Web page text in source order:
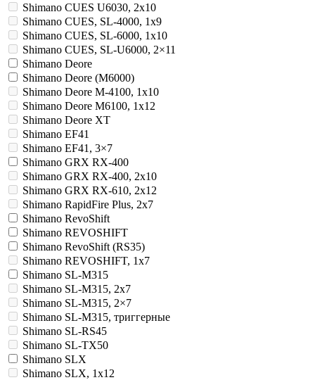
Shimano CUES U6030, 2x10
Shimano CUES, SL-4000, 1x9
Shimano CUES, SL-6000, 1x10
Shimano CUES, SL-U6000, 2×11
Shimano Deore
Shimano Deore (M6000)
Shimano Deore M-4100, 1x10
Shimano Deore M6100, 1x12
Shimano Deore XT
Shimano EF41
Shimano EF41, 3×7
Shimano GRX RX-400
Shimano GRX RX-400, 2x10
Shimano GRX RX-610, 2x12
Shimano RapidFire Plus, 2x7
Shimano RevoShift
Shimano REVOSHIFT
Shimano RevoShift (RS35)
Shimano REVOSHIFT, 1x7
Shimano SL-M315
Shimano SL-M315, 2x7
Shimano SL-M315, 2×7
Shimano SL-M315, триггерные
Shimano SL-RS45
Shimano SL-TX50
Shimano SLX
Shimano SLX, 1x12